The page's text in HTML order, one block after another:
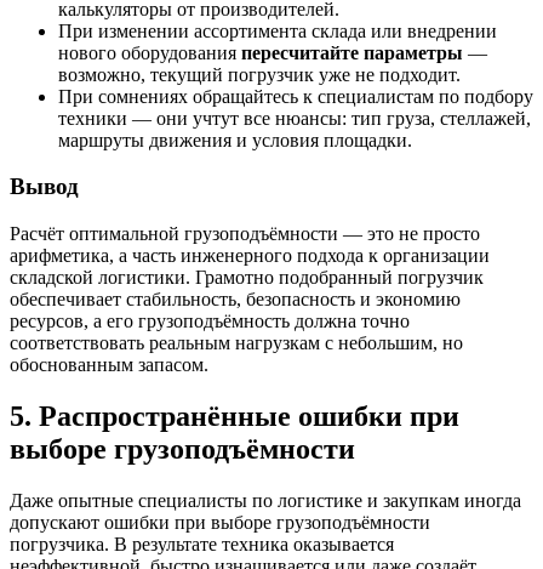
калькуляторы от производителей.
При изменении ассортимента склада или внедрении
нового оборудования пересчитайте параметры —
возможно, текущий погрузчик уже не подходит.
При сомнениях обращайтесь к специалистам по подбору
техники — они учтут все нюансы: тип груза, стеллажей,
маршруты движения и условия площадки.
Вывод
Расчёт оптимальной грузоподъёмности — это не просто
арифметика, а часть инженерного подхода к организации
складской логистики. Грамотно подобранный погрузчик
обеспечивает стабильность, безопасность и экономию
ресурсов, а его грузоподъёмность должна точно
соответствовать реальным нагрузкам с небольшим, но
обоснованным запасом.
5. Распространённые ошибки при
выборе грузоподъёмности
Даже опытные специалисты по логистике и закупкам иногда
допускают ошибки при выборе грузоподъёмности
погрузчика. В результате техника оказывается